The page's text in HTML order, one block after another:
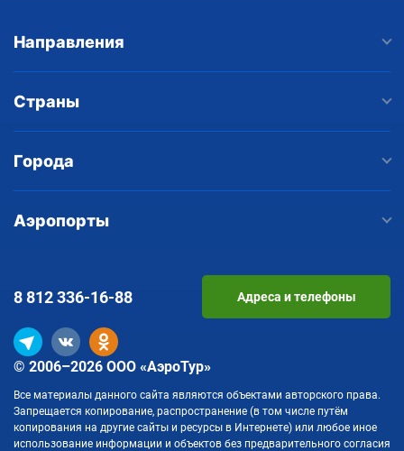
Направления
Страны
Города
Аэропорты
© 2006–2026 ООО «АэроТур»
Все материалы данного сайта являются объектами авторского права.
Запрещается копирование, распространение (в том числе путём
копирования на другие сайты и ресурсы в Интернете) или любое иное
использование информации и объектов без предварительного согласия
8 812336-16-88 Адреса и телефоны